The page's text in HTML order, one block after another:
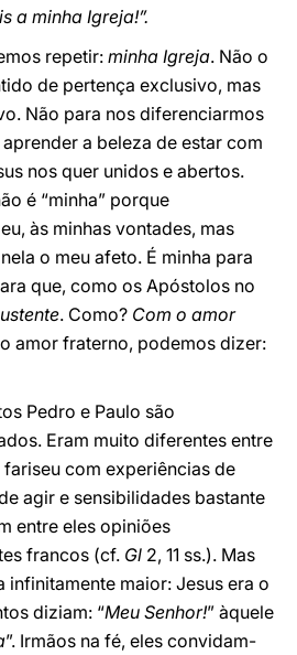
a minha Igreja!”.
repetir: minha Igreja. Não o
de pertença exclusivo, mas
Não para nos diferenciarmos
a beleza de estar com
nos quer unidos e abertos.
é “minha” porque
às minhas vontades, mas
o meu afeto. É minha para
que, como os Apóstolos no
. Como? Com o amor
amor fraterno, podemos dizer:
Pedro e Paulo são
Eram muito diferentes entre
com experiências de
agir e sensibilidades bastante
entre eles opiniões
francos (cf. Gl 2, 11 ss.). Mas
infinitamente maior: Jesus era o
diziam: “Meu Senhor!” àquele
”. Irmãos na fé, eles convidam-